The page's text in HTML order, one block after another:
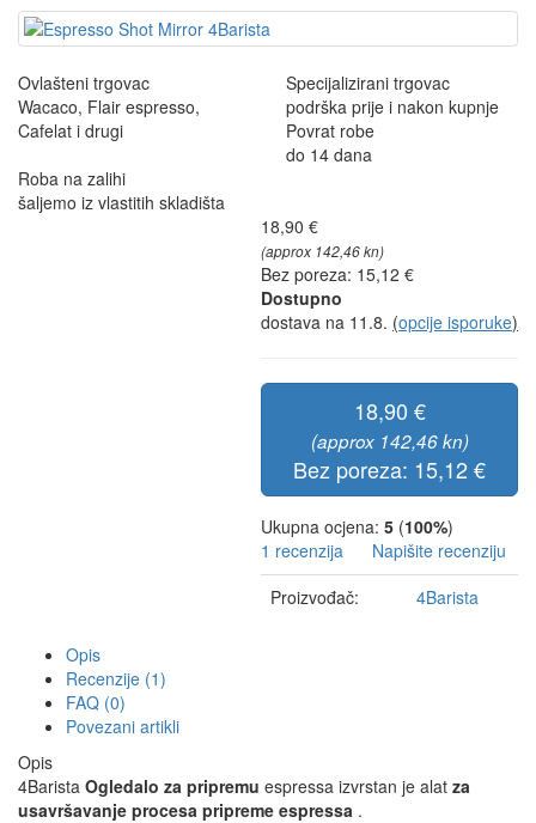
Ovlašteni trgovac
Wacaco, Flair espresso,
Cafelat i drugi
Specijalizirani trgovac
podrška prije i nakon kupnje
Povrat robe
do 14 dana
Roba na zalihi
šaljemo iz vlastitih skladišta
18,90 €
(approx 142,46 kn)
Bez poreza: 15,12 €
Dostupno
dostava na 11.8. (opcije isporuke)
18,90 €
(approx 142,46 kn)
Bez poreza: 15,12 €
Ukupna ocjena: 5 (100%)
1 recenzija
Napišite recenziju
Proizvođač:
4Barista
Opis
Recenzije (1)
FAQ (0)
Povezani artikli
Opis
4Barista Ogledalo za pripremu espressa izvrstan je alat za
usavršavanje procesa pripreme espressa .